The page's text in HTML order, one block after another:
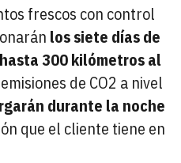
frescos con control
los siete días de
300 kilómetros al
de CO2 a nivel
durante la noche
que el cliente tiene en